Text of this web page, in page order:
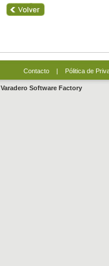
Contacto| Pólitica de
Varadero Software Factory